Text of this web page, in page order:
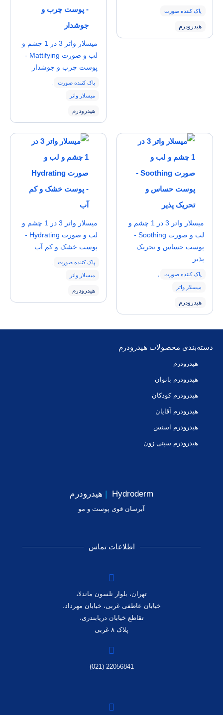
پاک کننده صورت
هیدرودرم
میسلار واتر 3 در 1 چشم و
لب و صورت Mattifying -
پوست چرب و جوشدار
پاک کننده صورت
میسلار واتر
هیدرودرم
میسلار واتر 3 در 1 چشم و
لب و صورت Soothing -
پوست حساس و تحریک
پذیر
پاک کننده صورت
میسلار واتر
هیدرودرم
میسلار واتر 3 در 1 چشم و
لب و صورت Hydrating -
پوست خشک و کم آب
پاک کننده صورت
میسلار واتر
هیدرودرم
دسته‌بندی محصولات هیدرودرم
هیدرودرم
هیدرودرم بانوان
هیدرودرم کودکان
هیدرودرم آقایان
هیدرودرم اسنس
هیدرودرم سپتی زون
Hydroderm
| هیدرودرم
آبرسان قوی پوست و مو
اطلاعات تماس
تهران، بلوار نلسون ماندلا،
خیابان عاطفی غربی، خیابان مهرداد،
تقاطع خیابان دریابندری،
پلاک ۸ غربی
22056841 (021)